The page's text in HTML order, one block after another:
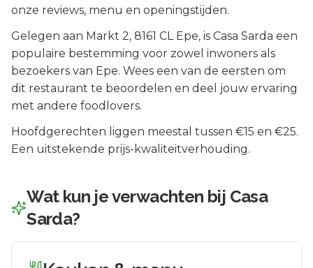
onze reviews, menu en openingstijden.
Gelegen aan Markt 2, 8161 CL Epe, is Casa Sarda een
populaire bestemming voor zowel inwoners als
bezoekers van Epe. Wees een van de eersten om
dit restaurant te beoordelen en deel jouw ervaring
met andere foodlovers.
Hoofdgerechten liggen meestal tussen €15 en €25.
Een uitstekende prijs-kwaliteitverhouding.
Wat kun je verwachten bij Casa
Sarda?